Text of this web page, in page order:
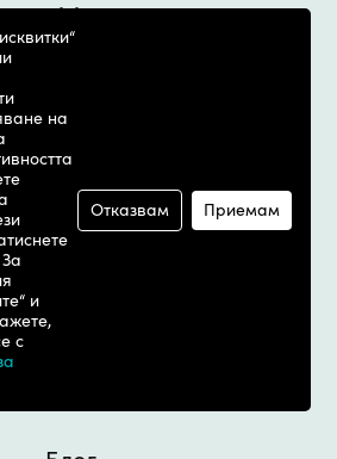
(2) 421 42 01
Екип
Кариери
Експертиза
на
и
с
Отказвам Приемам